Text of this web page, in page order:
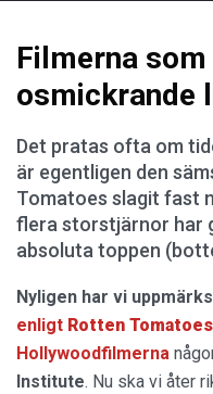
Filmerna
osmickrande
Det pratas ofta om
är egentligen den
Tomatoes slagit fast
flera storstjärnor har
absoluta toppen
Nyligen har vi
enligt Rotten Tomatoes
Hollywoodfilmerna
Institute. Nu ska vi åter